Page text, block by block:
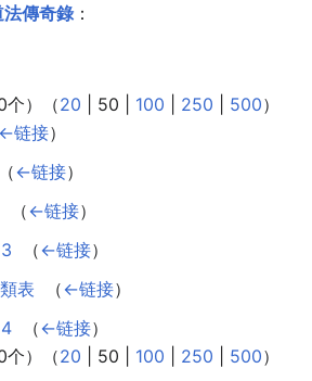
傳奇錄：
个）（20 50 100 250 500）
←链接）
（←链接）
（←链接）
（←链接）
表
（←链接）
（←链接）
个）（20 50 100 250 500）